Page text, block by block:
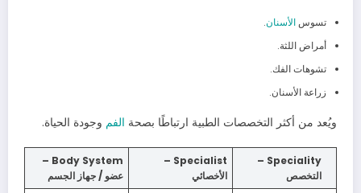
تسوسالأسنان.
أمراض اللثة.
تشوهات الفك.
زراعة الأسنان.
ويُعد من أكثر التخصصات الطبية ارتباطًا بصحة الفم وجودة الحياة.
Speciality –
التخصص
Specialist –
الأخصائي
Body System –
عضو / جهاز الجسم